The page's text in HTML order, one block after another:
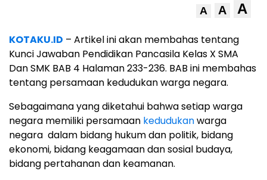
A A A
KOTAKU.ID – Artikel ini akan membahas tentang
Kunci Jawaban Pendidikan Pancasila Kelas X SMA
Dan SMK BAB 4 Halaman 233-236. BAB ini membahas
tentang persamaan kedudukan warga negara.
Sebagaimana yang diketahui bahwa setiap warga
negara memiliki persamaan kedudukanwarga
negara dalam bidang hukum dan politik, bidang
ekonomi, bidang keagamaan dan sosial budaya,
bidang pertahanan dan keamanan.